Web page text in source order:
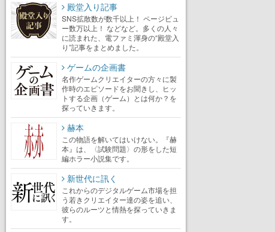
殿堂入り記事
SNS拡散数が数千以上！ ページビュ
ー数万以上！ などなど。多くの人々
に読まれた、電ファミ渾身の“殿堂入
り”記事をまとめました。
ゲームの企画書
名作ゲームクリエイターの方々に製
作時のエピソードをお聞きし、ヒッ
トする企画（ゲーム）とは何か？を
探っていきます。
赫本
この物語を解いてはいけない。『赫
本』は、〈試験問題〉の形をした短
編ホラー小説集です。
新世代に訊く
これからのデジタルゲーム市場を担
う若きクリエイター達の姿を追い、
彼らのルーツと情熱を探っていきま
す。